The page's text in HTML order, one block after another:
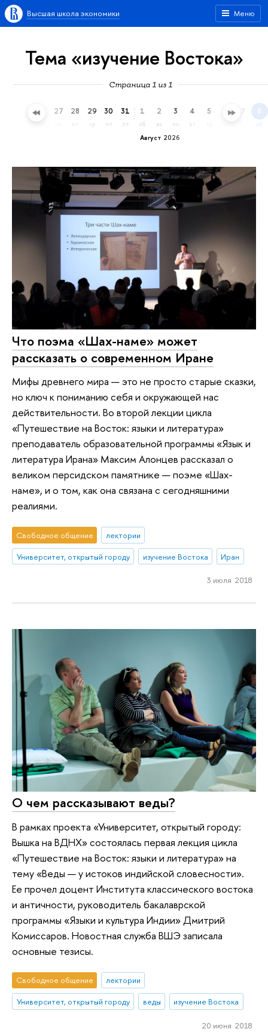
Меню
Высшая школа экономики
Тема «изучение Востока»
Страница 1 из 1
26 27 28 29
ср
30
чт
31
пт
Август 2026
1
сб
2
вс
3
пн
4 5 6 7 8
сб
Что поэма «Шах-наме» может
рассказать о современном Иране
Мифы древнего мира — это не просто старые сказки,
но ключ к пониманию себя и окружающей нас
действительности. Во второй лекции цикла
«Путешествие на Восток: языки и литература»
преподаватель образовательной программы «Язык и
литература Ирана» Максим Алонцев рассказал о
великом персидском памятнике — поэме «Шах-
наме», и о том, как она связана с сегодняшними
реалиями.
Свободное общение
лектории
Университет, открытый городу
изучение Востока Иран
3 июля 2018
О чем рассказывают веды?
В рамках проекта «Университет, открытый городу:
Вышка на ВДНХ» состоялась первая лекция цикла
«Путешествие на Восток: языки и литература» на
тему «Веды — у истоков индийской словесности».
Ее прочел доцент Института классического востока
и античности, руководитель бакалаврской
программы «Языки и культура Индии» Дмитрий
Комиссаров. Новостная служба ВШЭ записала
основные тезисы.
Свободное общение
лектории
Университет, открытый городу
веды изучение Востока
20 июня 2018